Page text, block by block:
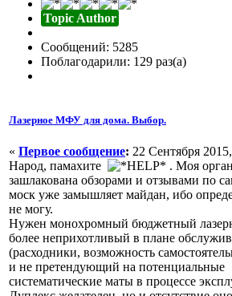
Topic Author
Сообщений: 5285
Поблагодарили: 129 раз(а)
Лазерное МФУ для дома. Выбор.
« Первое сообщение: 22 Сентября
Народ, памахите
. Моя
зашлакована обзорами и отзывами по
моск уже замышляет майдан, ибо
не могу.
Нужен монохромный бюджетный
более неприхотливый в плане
(расходники, возможность
и не претендующий на потенциальные
систематические маты в процессе